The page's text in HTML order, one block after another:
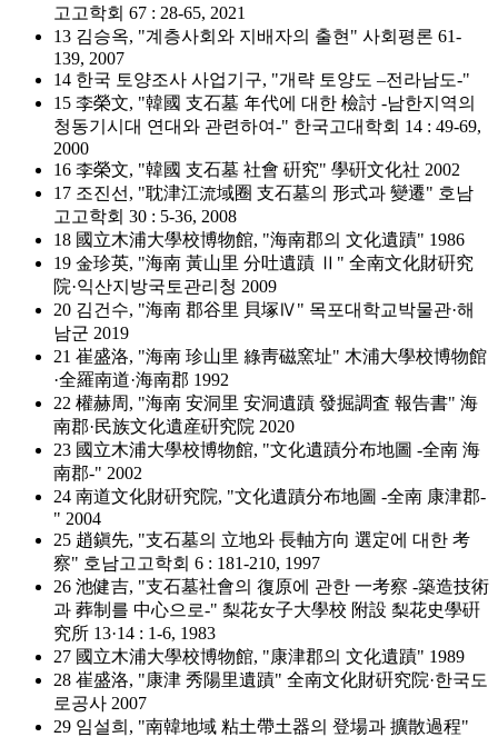
고고학회 67 : 28-65, 2021
13 김승옥, "계층사회와 지배자의 출현" 사회평론 61-
139, 2007
14 한국 토양조사 사업기구, "개략 토양도 –전라남도-"
15 李榮文, "韓國 支石墓 年代에 대한 檢討 -남한지역의
청동기시대 연대와 관련하여-" 한국고대학회 14 : 49-69,
2000
16 李榮文, "韓國 支石墓 社會 硏究" 學硏文化社 2002
17 조진선, "耽津江流域圈 支石墓의 形式과 變遷" 호남
고고학회 30 : 5-36, 2008
18 國立木浦大學校博物館, "海南郡의 文化遺蹟" 1986
19 金珍英, "海南 黃山里 分吐遺蹟 Ⅱ" 全南文化財硏究
院·익산지방국토관리청 2009
20 김건수, "海南 郡谷里 貝塚Ⅳ" 목포대학교박물관·해
남군 2019
21 崔盛洛, "海南 珍山里 綠靑磁窯址" 木浦大學校博物館
·全羅南道·海南郡 1992
22 權赫周, "海南 安洞里 安洞遺蹟 發掘調査 報告書" 海
南郡·民族文化遺産硏究院 2020
23 國立木浦大學校博物館, "文化遺蹟分布地圖 -全南 海
南郡-" 2002
24 南道文化財硏究院, "文化遺蹟分布地圖 -全南 康津郡-
" 2004
25 趙鎭先, "支石墓의 立地와 長軸方向 選定에 대한 考
察" 호남고고학회 6 : 181-210, 1997
26 池健吉, "支石墓社會의 復原에 관한 一考察 -築造技術
과 葬制를 中心으로-" 梨花女子大學校 附設 梨花史學硏
究所 13·14 : 1-6, 1983
27 國立木浦大學校博物館, "康津郡의 文化遺蹟" 1989
28 崔盛洛, "康津 秀陽里遺蹟" 全南文化財硏究院·한국도
로공사 2007
29 임설희, "南韓地域 粘土帶土器의 登場과 擴散過程"